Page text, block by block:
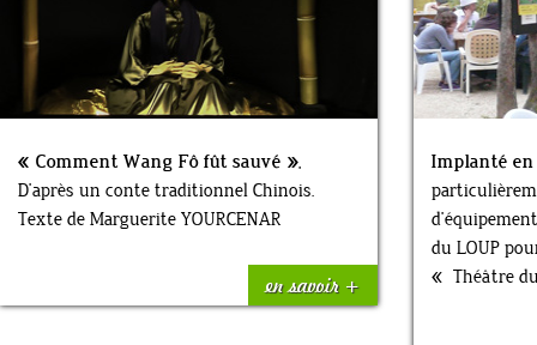
« Comment Wang Fô fût sauvé »,
D’après un conte traditionnel Chinois.
Texte de Marguerite YOURCENAR
en savoir +
Implanté
du LOUP
« Théâtre